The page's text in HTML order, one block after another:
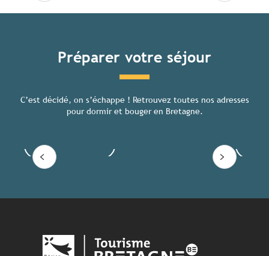
Préparer votre séjour
C’est décidé, on s’échappe ! Retrouvez toutes nos adresses
pour dormir et bouger en Bretagne.
Tous les hébergements
Voir les offres